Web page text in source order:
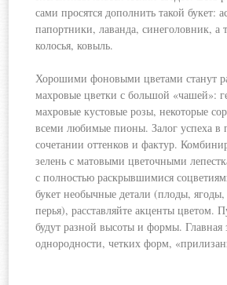
сами просятся дополнить такой букет:
папортники, лаванда, синеголовник, а
колосья, ковыль.
Хорошими фоновыми цветами станут
махровые цветки с большой «чашей»:
махровые кустовые розы, некоторые
всеми любимые пионы. Залог успеха в
сочетании оттенков и фактур.
зелень с матовыми цветочными
с полностью раскрывшимися
букет необычные детали (плоды,
перья), расставляйте акценты цветом.
будут разной высоты и формы. Главная
однородности, четких форм,